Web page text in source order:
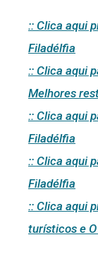
:: Clica aqui
Filadélfia
:: Clica aqui
Melhores
:: Clica aqui
Filadélfia
:: Clica aqui
Filadélfia
:: Clica aqui
turísticos e